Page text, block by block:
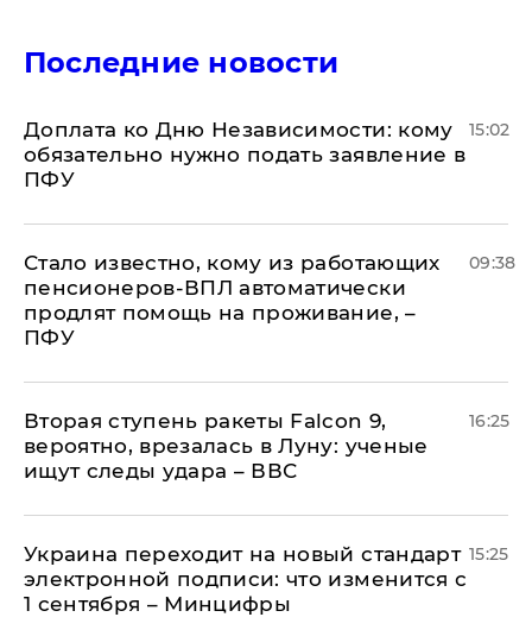
Последние новости
Доплата ко Дню Независимости: кому
обязательно нужно подать заявление в
ПФУ
15:02
Стало известно, кому из работающих
пенсионеров-ВПЛ автоматически
продлят помощь на проживание, –
ПФУ
09:38
Вторая ступень ракеты Falcon 9,
вероятно, врезалась в Луну: ученые
ищут следы удара – ВВС
16:25
Украина переходит на новый стандарт
электронной подписи: что изменится с
1 сентября – Минцифры
15:25